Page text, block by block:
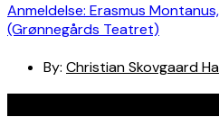
Anmeldelse: Erasmus
(Grønnegårds Teatret)
By: Christian Skovgaard